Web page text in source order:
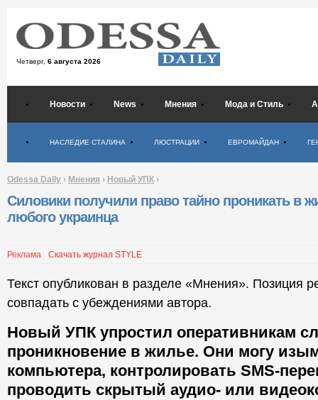
Четверг, 6 августа 2026
Новости News Мнения Мода и Стиль
НАСЛЕДИЕ СТАЛИНА ЛЮСТРАЦИИ ЕВРОМАЙДАН
Odessa Daily › Мнения › Новый УПК ›
Силовики получили право тайно проникать в
любого украинца
Реклама Скачать журнал STYLE
Текст опубликован в разделе «Мнения». Позиция
совпадать с убеждениями автора.
Новый УПК упростил оперативникам
проникновение в жилье. Они могу
компьютера, контролировать SMS-
проводить скрытый аудио- или